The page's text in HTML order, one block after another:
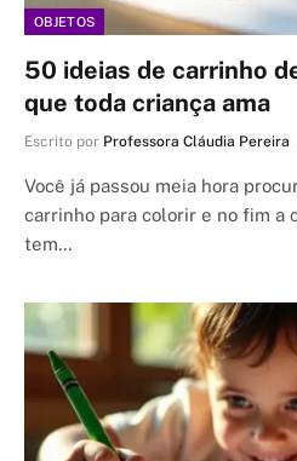
OBJETOS
50 ideias de carrinho
que toda criança ama
Escrito por Professora Cláudia Pereira
Você já passou meia hora
carrinho para colorir e no fim a
tem…